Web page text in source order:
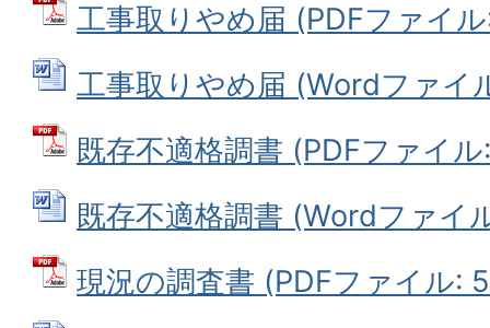
工事取りやめ届 (PDFファイ
工事取りやめ届 (Wordファイ
既存不適格調書 (PDFファイ
既存不適格調書 (Wordファイ
現況の調査書 (PDFファイル: